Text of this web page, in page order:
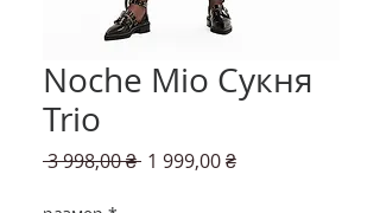
Noche Mio Сукня
Trio
3 998,00 ₴ Звичайна
1 999,00 ₴За